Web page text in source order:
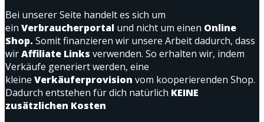
Bei unserer Seite handelt es sich um
ein Verbraucherportal und nicht um einen Online
Shop. Somit finanzieren wir unsere Arbeit dadurch, dass
wirAffiliate Links verwenden. So erhalten wir, indem
Verkäufe generiert werden, eine
kleine Verkäuferprovision vom kooperierenden Shop.
Dadurch entstehen für dich natürlich KEINE
zusätzlichen Kosten